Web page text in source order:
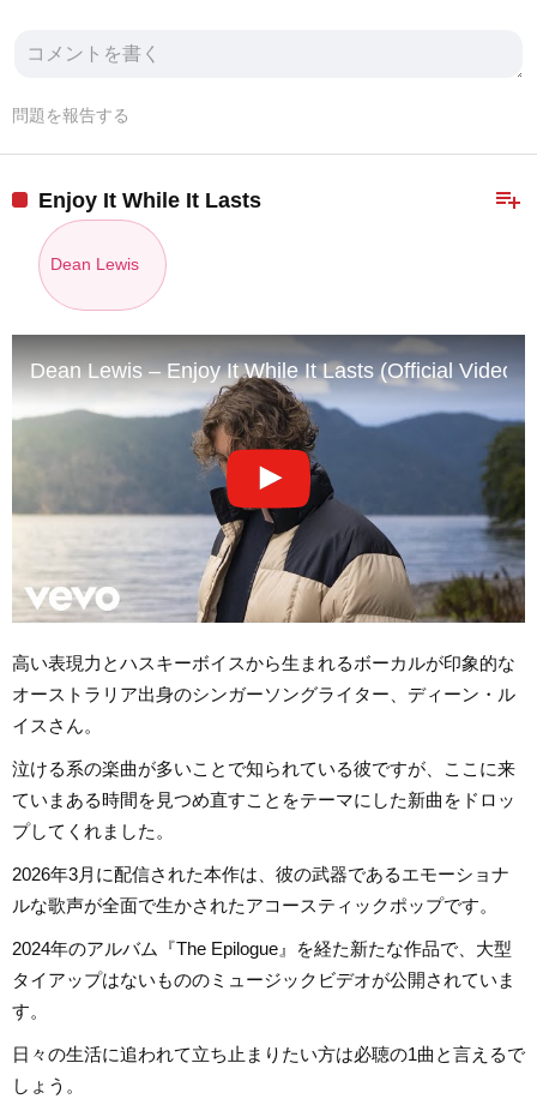
問題を報告する
playlist_add
Enjoy It While It Lasts
Dean Lewis
Dean Lewis – Enjoy It While It Lasts (Official Video)
高い表現力とハスキーボイスから生まれるボーカルが印象的な
オーストラリア出身のシンガーソングライター、ディーン・ル
イスさん。
泣ける系の楽曲が多いことで知られている彼ですが、ここに来
ていまある時間を見つめ直すことをテーマにした新曲をドロッ
プしてくれました。
2026年3月に配信された本作は、彼の武器であるエモーショナ
ルな歌声が全面で生かされたアコースティックポップです。
2024年のアルバム『The Epilogue』を経た新たな作品で、大型
タイアップはないもののミュージックビデオが公開されていま
す。
日々の生活に追われて立ち止まりたい方は必聴の1曲と言えるで
しょう。